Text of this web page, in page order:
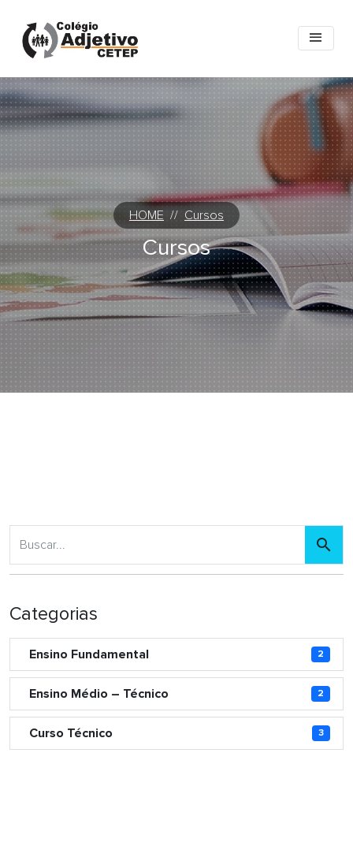
HOME // Cursos
Cursos
Categorias
Ensino Fundamental 2
Ensino Médio – Técnico 2
Curso Técnico 3